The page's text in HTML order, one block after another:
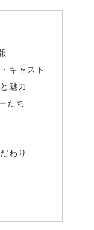
キャスト
魅力
たち
わり